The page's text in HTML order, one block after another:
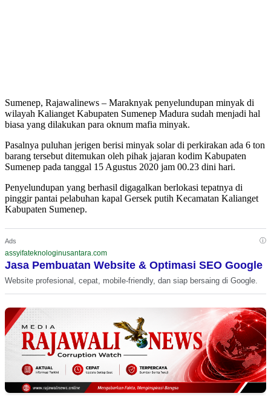
Sumenep, Rajawalinews – Maraknyak penyelundupan minyak di
wilayah Kalianget Kabupaten Sumenep Madura sudah menjadi hal
biasa yang dilakukan para oknum mafia minyak.
Pasalnya puluhan jerigen berisi minyak solar di perkirakan ada 6 ton
barang tersebut ditemukan oleh pihak jajaran kodim Kabupaten
Sumenep pada tanggal 15 Agustus 2020 jam 00.23 dini hari.
Penyelundupan yang berhasil digagalkan berlokasi tepatnya di
pinggir pantai pelabuhan kapal Gersek putih Kecamatan Kalianget
Kabupaten Sumenep.
Ads ⓘ
assyifateknologinusantara.com
Jasa Pembuatan Website & Optimasi SEO Google
Website profesional, cepat, mobile-friendly, dan siap bersaing di Google.